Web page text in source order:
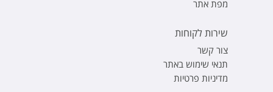
מפת אתר
שירות לקוחות
צור קשר
תנאי שימוש באתר
מדיניות פרטיות